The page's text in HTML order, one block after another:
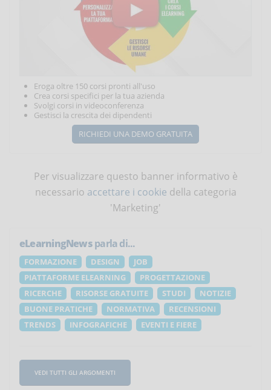
Eroga oltre 150 corsi pronti all'uso
Crea corsi specifici per la tua azienda
Svolgi corsi in videoconferenza
Gestisci la crescita dei dipendenti
RICHIEDI UNA DEMO GRATUITA
Per visualizzare questo banner informativo è
necessario accettare i cookie della categoria
'Marketing'
eLearningNewsparla di...
FORMAZIONE DESIGN
JOB
PIATTAFORME ELEARNING
PROGETTAZIONE
RICERCHE
RISORSE GRATUITE STUDI
NOTIZIE
BUONE PRATICHE
NORMATIVA
RECENSIONI
TRENDS
INFOGRAFICHE EVENTI E FIERE
VEDI TUTTI GLI ARGOMENTI